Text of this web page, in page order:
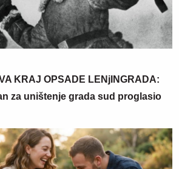
KRAJ OPSADE LENjINGRADA:
za uništenje grada sud proglasio